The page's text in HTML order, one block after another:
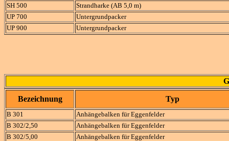
SH 500
Strandharke (AB 5,0 m)
UP 700
Untergrundpacker
UP 900
Untergrundpacker
Bezeichnung Typ
B 301
Anhängebalken für Eggenfelder
B 302/2,50
Anhängebalken für Eggenfelder
B 302/5,00
Anhängebalken für Eggenfelder